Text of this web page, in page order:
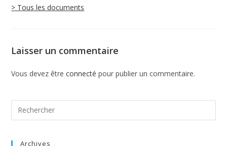
> Tous les documents
Laisser un commentaire
Vous devez êtreconnecté pour publier un commentaire.
Archives